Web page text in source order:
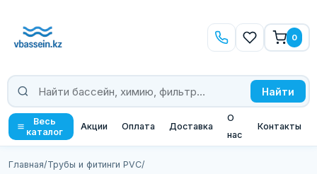
Найти
0
Весь
каталог
Акции Оплата Доставка
О
нас
Контакты
Главная/Трубы и фитинги PVC/